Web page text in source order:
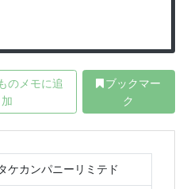
のメモに追
加
ブックマー
ク
ケカンパニーリミテド